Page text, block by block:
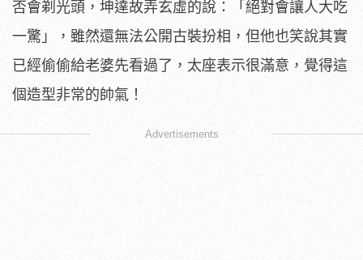
否會剃光頭，坤達故弄玄虛的說：「絕對會讓人大吃
一驚」，雖然還無法公開古裝扮相，但他也笑說其實
已經偷偷給老婆先看過了，太座表示很滿意，覺得這
個造型非常的帥氣！
Advertisements